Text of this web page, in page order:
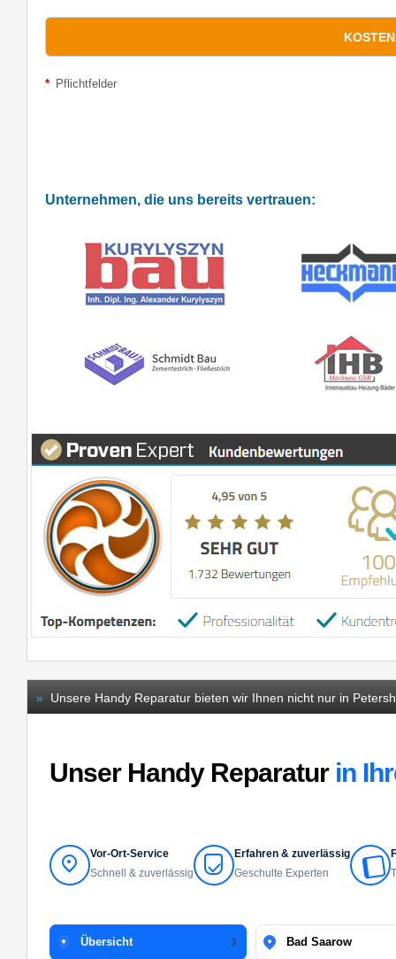
* Pflichtfelder
Unternehmen, die uns bereits vertrauen:
» Unsere Handy Reparatur bieten wir Ihnen nicht nur in
Unser Handy Reparatur in
Vor-Ort-Service
Schnell & zuverlässig
Erfahren & zuverlässig
Geschulte Experten
Übersicht Bad Saarow